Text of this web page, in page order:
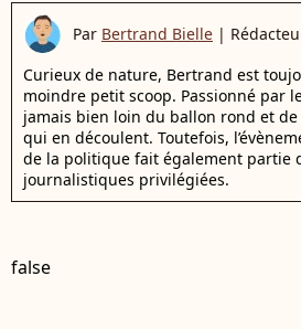
Par Bertrand Bielle |
Curieux de nature, Bertrand est
moindre petit scoop. Passionné par
jamais bien loin du ballon rond et
qui en découlent. Toutefois,
de la politique fait également partie
journalistiques privilégiées.
false